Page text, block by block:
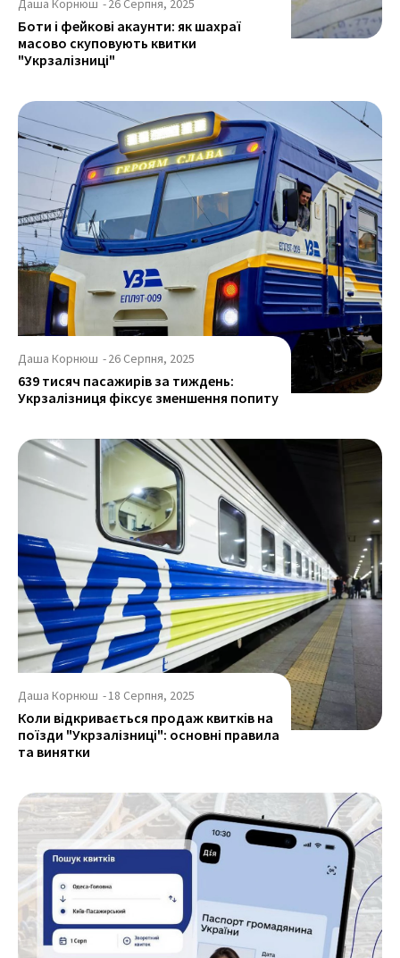
Даша Корнюш -26 Серпня, 2025
Боти і фейкові акаунти: як шахраї
масово скуповують квитки
"Укрзалізниці"
Даша Корнюш -26 Серпня, 2025
639 тисяч пасажирів за тиждень:
Укрзалізниця фіксує зменшення попиту
Даша Корнюш -18 Серпня, 2025
Коли відкривається продаж квитків на
поїзди "Укрзалізниці": основні правила
та винятки